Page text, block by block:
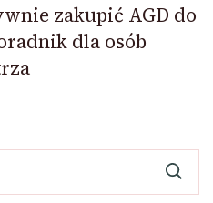
zakupić AGD do
dla osób